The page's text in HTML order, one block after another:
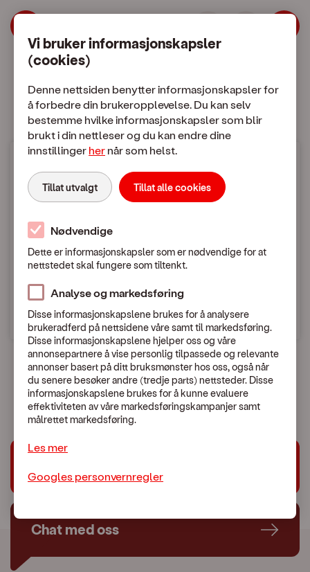
Hopp til meny
Hopp til hovedinnhold| OneCall
Mobilabonnement
Mobilpriser
Fra Norge til utlandet
Mobilpriser når du ringer eller sender SMS / MMS
En uventet feil skjedde.
Vennligst kontakt Kundeservice:479 44 444
Chat med oss
Vi bruker informasjonskapsler
(cookies)
Denne nettsiden benytter informasjonskapsler for
å forbedre din brukeropplevelse. Du kan selv
bestemme hvilke informasjonskapsler som blir
brukt i din nettleser og du kan endre dine
innstillinger her når som helst.
Tillat utvalgt Tillat alle cookies
Nødvendige
Dette er informasjonskapsler som er nødvendige for at
nettstedet skal fungere som tiltenkt.
Analyse og markedsføring
Disse informasjonskapslene brukes for å analysere
brukeradferd på nettsidene våre samt til markedsføring.
Disse informasjonskapslene hjelper oss og våre
annonsepartnere å vise personlig tilpassede og relevante
annonser basert på ditt bruksmønster hos oss, også når
du senere besøker andre (tredje parts) nettsteder. Disse
informasjonskapslene brukes for å kunne evaluere
effektiviteten av våre markedsføringskampanjer samt
målrettet markedsføring.
Les mer
Googles personvernregler